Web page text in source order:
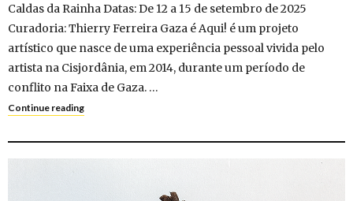
Caldas da Rainha Datas: De 12 a 15 de setembro de 2025
Curadoria: Thierry Ferreira Gaza é Aqui! é um projeto
artístico que nasce de uma experiência pessoal vivida pelo
artista na Cisjordânia, em 2014, durante um período de
conflito na Faixa de Gaza. …
Continue reading